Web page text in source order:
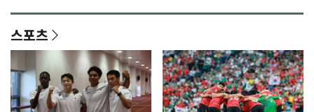
스포츠